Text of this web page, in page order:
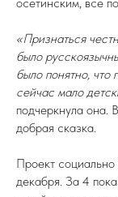
«Признаться
было
было понятно, что
сейчас мало
подчеркнула она.
добрая сказка.
Проект
декабря. За 4